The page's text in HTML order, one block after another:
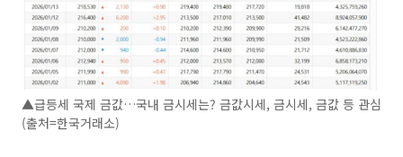
▲급등세 국제 금값…국내 금시세는? 금값시세, 금시세, 금값 등 관심
(출처=한국거래소)